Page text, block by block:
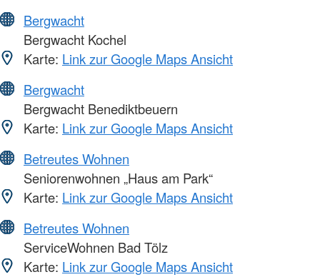
Bergwacht
Bergwacht Kochel
Karte: Link zur Google Maps Ansicht
Bergwacht
Bergwacht Benediktbeuern
Karte: Link zur Google Maps Ansicht
Betreutes Wohnen
Seniorenwohnen „Haus am Park“
Karte: Link zur Google Maps Ansicht
Betreutes Wohnen
ServiceWohnen Bad Tölz
Karte: Link zur Google Maps Ansicht